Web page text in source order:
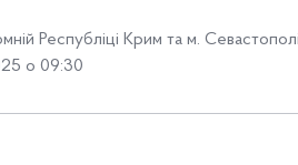
Республіці Крим та м. Севастополі
о 09:30